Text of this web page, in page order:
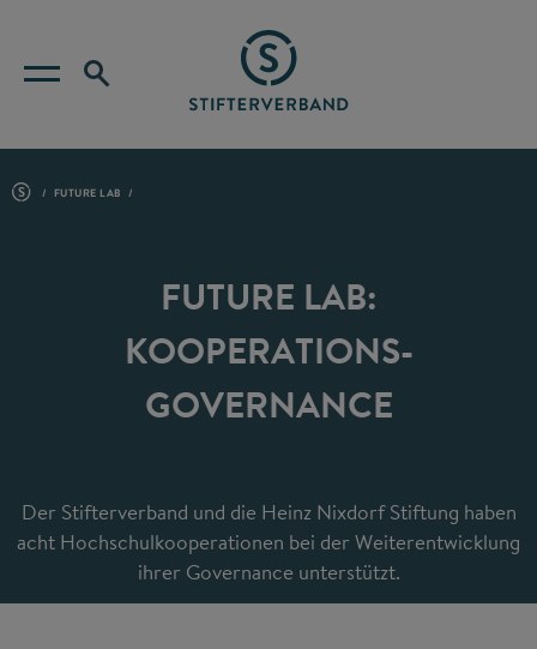
FUTURE LAB
FUTURE LAB:
KOOPERATIONS­
GOVERNANCE
Der Stifterverband und die Heinz Nixdorf Stiftung haben
acht Hochschulkooperationen bei der Weiterentwicklung
ihrer Governance unterstützt.